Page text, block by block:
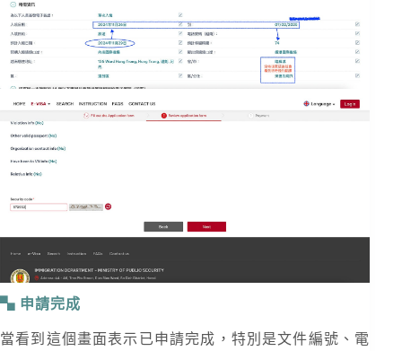
申請完成
當看到這個畫面表示已申請完成，特別是文件編號、電